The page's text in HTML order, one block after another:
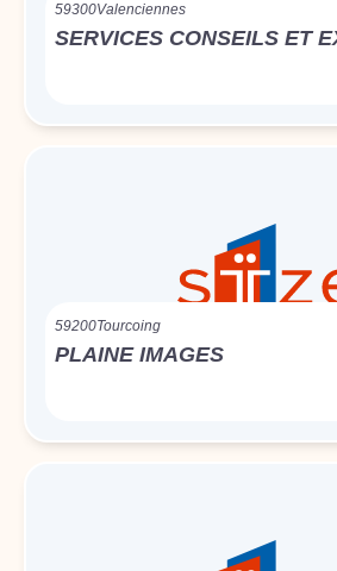
59300Valenciennes
SERVICES CONSEILS ET
59200Tourcoing
PLAINE IMAGES